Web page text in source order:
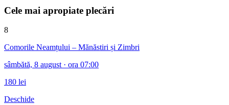
Cele mai apropiate plecări
8
Comorile Neamțului – Mănăstiri și Zimbri
sâmbătă, 8 august· ora 07:00
180 lei
Deschide